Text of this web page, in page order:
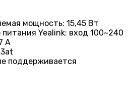
мощность: 15,45 Вт
Yealink: вход 100~240
А
поддерживается